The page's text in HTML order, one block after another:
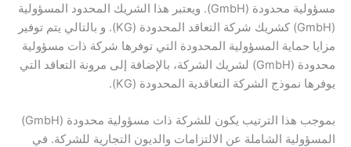
مسؤولية محدودة (GmbH). ويعتبر هذا الشريك المحدود المسؤولية
(GmbH) كشريك شركة التعاقد المحدودة (KG). و بالتالي يتم توفير
مزايا حماية المسؤولية المحدودة التي توفرها شركة ذات مسؤولية
محدودة (GmbH) لشريك الشركة، بالإضافة إلى مرونة التعاقد التي
يوفرها نموذج الشركة التعاقدية المحدودة (KG).
بموجب هذا الترتيب يكون للشركة ذات مسؤولية محدودة (GmbH)
المسؤولية الشاملة عن الالتزامات والديون التجارية للشركة. في